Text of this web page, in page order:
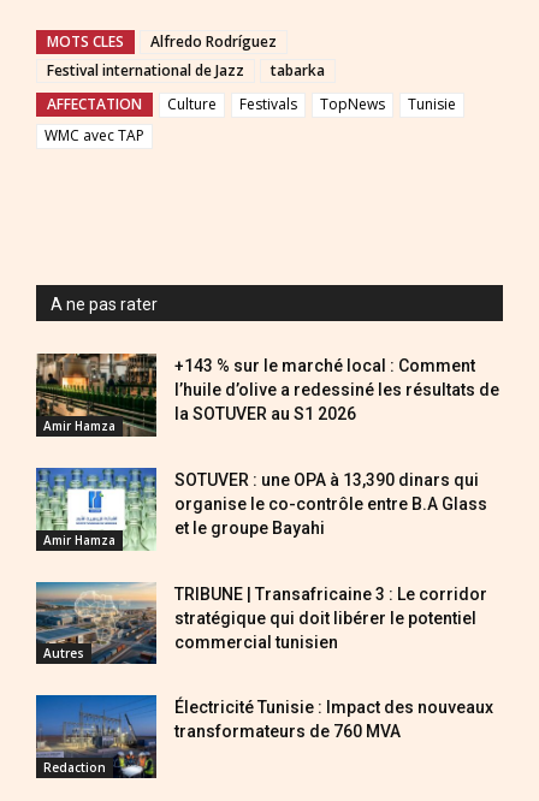
MOTS CLES
Alfredo Rodríguez
Festival international de Jazz
tabarka
AFFECTATION
Culture Festivals TopNews
Tunisie
WMC avec TAP
A ne pas rater
Amir Hamza
+143 % sur le marché local : Comment
l’huile d’olive a redessiné les résultats de
la SOTUVER au S1 2026
Amir Hamza
SOTUVER : une OPA à 13,390 dinars qui
organise le co-contrôle entre B.A Glass
et le groupe Bayahi
Autres
TRIBUNE | Transafricaine 3 : Le corridor
stratégique qui doit libérer le potentiel
commercial tunisien
Redaction
Électricité Tunisie : Impact des nouveaux
transformateurs de 760 MVA